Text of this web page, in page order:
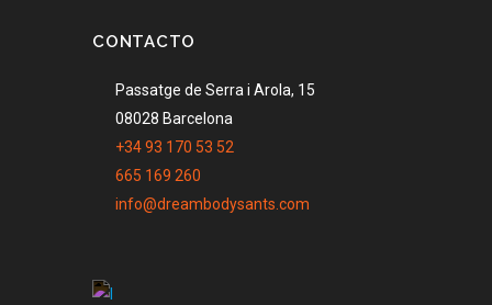
CONTACTO
Passatge de Serra i Arola, 15
08028 Barcelona
+34 93 170 53 52
665 169 260
info@dreambodysants.com